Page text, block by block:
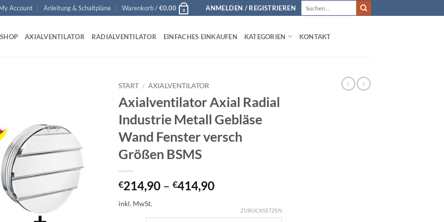
Account Anleitung & Schaltpläne Warenkorb /€0,00 0 ANMELDEN / REGISTRIEREN
SHOP AXIALVENTILATOR RADIALVENTILATOR EINFACHES EINKAUFEN KATEGORIEN KONTAKT
START / AXIALVENTILATOR
Axialventilator Axial Radial
Industrie Metall Gebläse
Wand Fenster versch
Größen BSMS
€214,90 – €414,90
inkl. MwSt.
ZURÜCKSETZEN